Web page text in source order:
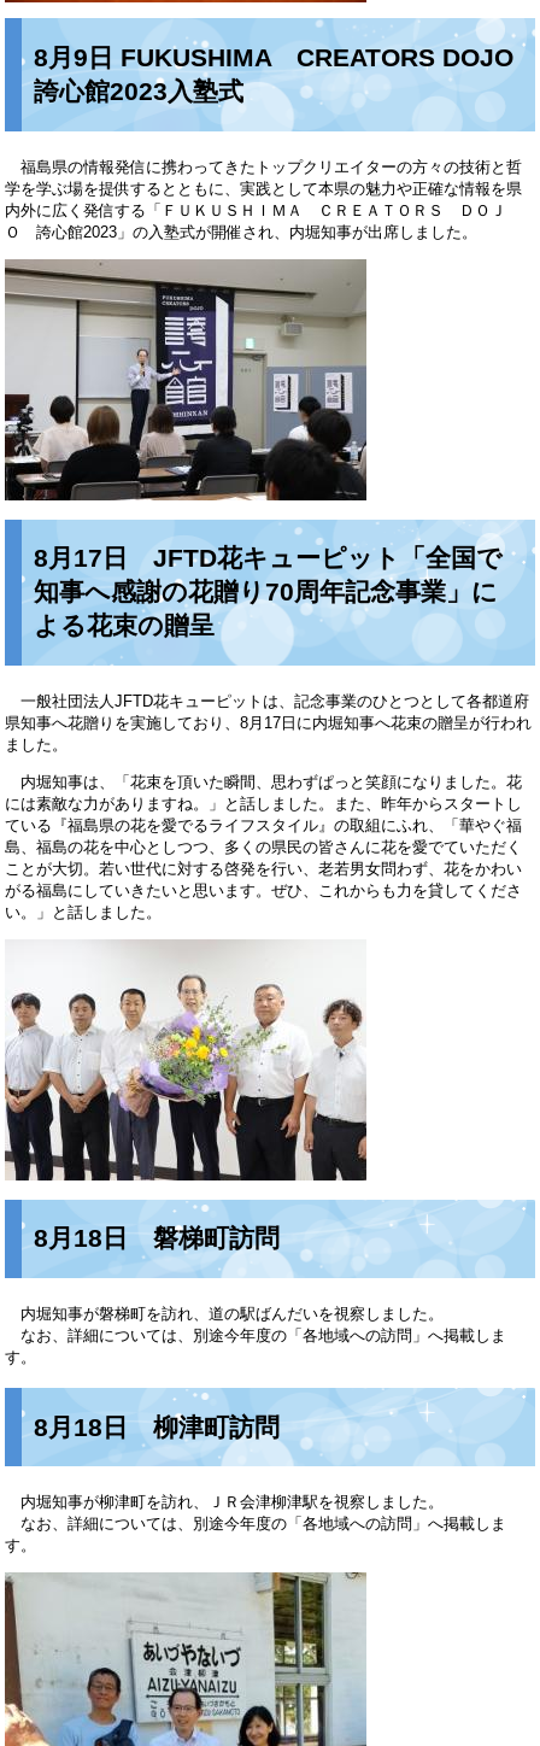
8月9日 FUKUSHIMA CREATORS DOJO
誇心館2023入塾式
福島県の情報発信に携わってきたトップクリエイターの方々の技術と哲
学を学ぶ場を提供するとともに、実践として本県の魅力や正確な情報を県
内外に広く発信する「ＦＵＫＵＳＨＩＭＡ ＣＲＥＡＴＯＲＳ ＤＯＪ
Ｏ 誇心館2023」の入塾式が開催され、内堀知事が出席しました。
8月17日 JFTD花キューピット「全国で
知事へ感謝の花贈り70周年記念事業」に
よる花束の贈呈
一般社団法人JFTD花キューピットは、記念事業のひとつとして各都道府
県知事へ花贈りを実施しており、8月17日に内堀知事へ花束の贈呈が行われ
ました。
内堀知事は、「花束を頂いた瞬間、思わずぱっと笑顔になりました。花
には素敵な力がありますね。」と話しました。また、昨年からスタートし
ている『福島県の花を愛でるライフスタイル』の取組にふれ、「華やぐ福
島、福島の花を中心としつつ、多くの県民の皆さんに花を愛でていただく
ことが大切。若い世代に対する啓発を行い、老若男女問わず、花をかわい
がる福島にしていきたいと思います。ぜひ、これからも力を貸してくださ
い。」と話しました。
8月18日 磐梯町訪問
内堀知事が磐梯町を訪れ、道の駅ばんだいを視察しました。
なお、詳細については、別途今年度の「各地域への訪問」へ掲載しま
す。
8月18日 柳津町訪問
内堀知事が柳津町を訪れ、ＪＲ会津柳津駅を視察しました。
なお、詳細については、別途今年度の「各地域への訪問」へ掲載しま
す。